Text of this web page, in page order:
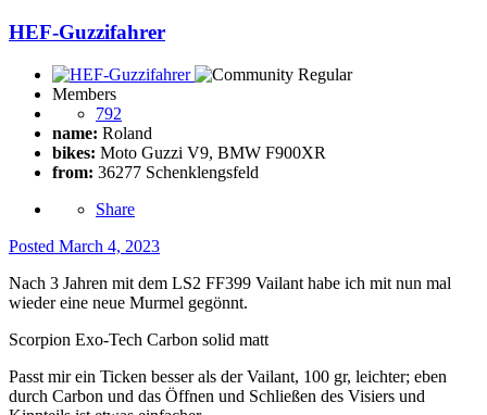
HEF-Guzzifahrer
Members
792
name: Roland
bikes: Moto Guzzi V9, BMW F900XR
from: 36277 Schenklengsfeld
Share
Posted March 4, 2023
Nach 3 Jahren mit dem LS2 FF399 Vailant habe ich mit nun mal
wieder eine neue Murmel gegönnt.
Scorpion Exo-Tech Carbon solid matt
Passt mir ein Ticken besser als der Vailant, 100 gr, leichter; eben
durch Carbon und das Öffnen und Schließen des Visiers und